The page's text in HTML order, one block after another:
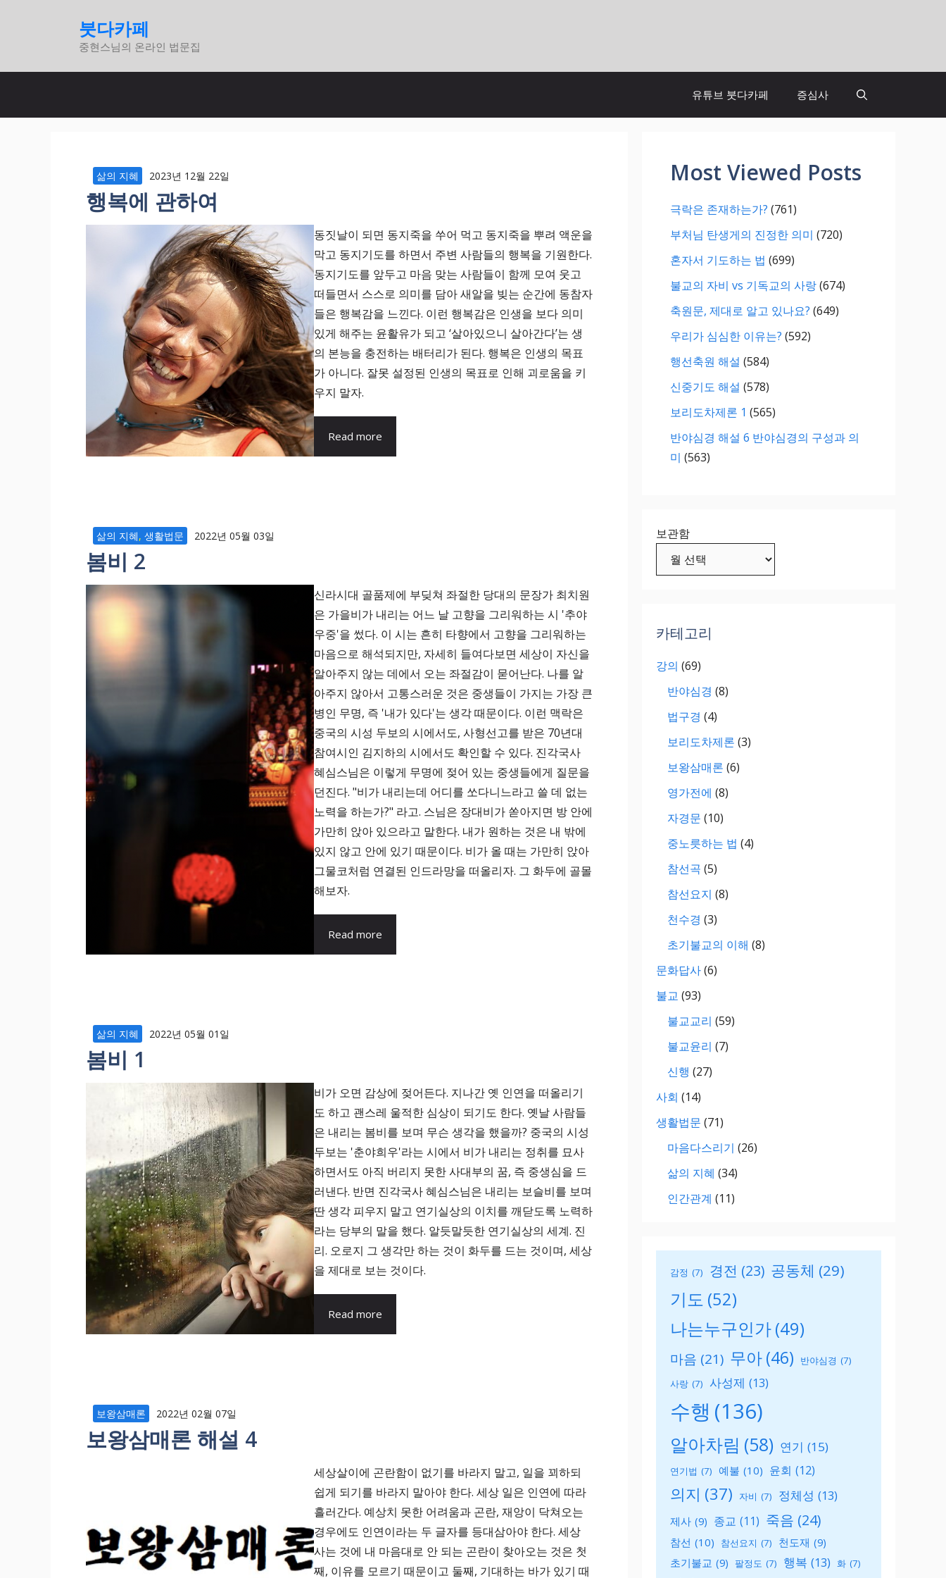
로
붓다카페
중현스님의 온라인 법문집
유튜브 붓다카페 증심사
삶의 지혜 2023년 12월 22일
행복에 관하여
동짓날이 되면 동지죽을 쑤어 먹고 동지죽을 뿌려 액운을
막고 동지기도를 하면서 주변 사람들의 행복을 기원한다.
동지기도를 앞두고 마음 맞는 사람들이 함께 모여 웃고
떠들면서 스스로 의미를 담아 새알을 빚는 순간에 동참자
들은 행복감을 느낀다. 이런 행복감은 인생을 보다 의미
있게 해주는 윤활유가 되고 ‘살아있으니 살아간다’는 생
의 본능을 충전하는 배터리가 된다. 행복은 인생의 목표
가 아니다. 잘못 설정된 인생의 목표로 인해 괴로움을 키
우지 말자.
Read more
삶의 지혜, 생활법문 2022년 05월 03일
봄비 2
신라시대 골품제에 부딪쳐 좌절한 당대의 문장가 최치원
은 가을비가 내리는 어느 날 고향을 그리워하는 시 '추야
우중'을 썼다. 이 시는 흔히 타향에서 고향을 그리워하는
마음으로 해석되지만, 자세히 들여다보면 세상이 자신을
알아주지 않는 데에서 오는 좌절감이 묻어난다. 나를 알
아주지 않아서 고통스러운 것은 중생들이 가지는 가장 큰
병인 무명, 즉 '내가 있다'는 생각 때문이다. 이런 맥락은
중국의 시성 두보의 시에서도, 사형선고를 받은 70년대
참여시인 김지하의 시에서도 확인할 수 있다. 진각국사
혜심스님은 이렇게 무명에 젖어 있는 중생들에게 질문을
던진다. "비가 내리는데 어디를 쏘다니느라고 쓸 데 없는
노력을 하는가?" 라고. 스님은 장대비가 쏟아지면 방 안에
가만히 앉아 있으라고 말한다. 내가 원하는 것은 내 밖에
있지 않고 안에 있기 때문이다. 비가 올 때는 가만히 앉아
그물코처럼 연결된 인드라망을 떠올리자. 그 화두에 골몰
해보자.
Read more
삶의 지혜 2022년 05월 01일
봄비 1
비가 오면 감상에 젖어든다. 지나간 옛 인연을 떠올리기
도 하고 괜스레 울적한 심상이 되기도 한다. 옛날 사람들
은 내리는 봄비를 보며 무슨 생각을 했을까? 중국의 시성
두보는 '춘야희우'라는 시에서 비가 내리는 정취를 묘사
하면서도 아직 버리지 못한 사대부의 꿈, 즉 중생심을 드
러낸다. 반면 진각국사 혜심스님은 내리는 보슬비를 보며
딴 생각 피우지 말고 연기실상의 이치를 깨닫도록 노력하
라는 당부의 말을 했다. 알듯말듯한 연기실상의 세계. 진
리. 오로지 그 생각만 하는 것이 화두를 드는 것이며, 세상
을 제대로 보는 것이다.
Read more
보왕삼매론 2022년 02월 07일
보왕삼매론 해설 4
세상살이에 곤란함이 없기를 바라지 말고, 일을 꾀하되
쉽게 되기를 바라지 말아야 한다. 세상 일은 인연에 따라
흘러간다. 예상치 못한 어려움과 곤란, 재앙이 닥쳐오는
경우에도 인연이라는 두 글자를 등대삼아야 한다. 세상
사는 것에 내 마음대로 안 되는 곤란이 찾아오는 것은 첫
째, 이유를 모르기 때문이고 둘째, 기대하는 바가 있기 때
Most Viewed Posts
극락은 존재하는가? (761)
부처님 탄생게의 진정한 의미 (720)
혼자서 기도하는 법 (699)
불교의 자비 vs 기독교의 사랑(674)
축원문, 제대로 알고 있나요? (649)
우리가 심심한 이유는? (592)
행선축원 해설 (584)
신중기도 해설 (578)
보리도차제론 1 (565)
반야심경 해설 6 반야심경의 구성과 의
미 (563)
보관함
카테고리
강의 (69)
반야심경 (8)
법구경 (4)
보리도차제론 (3)
보왕삼매론 (6)
영가전에 (8)
자경문 (10)
중노릇하는 법 (4)
참선곡 (5)
참선요지 (8)
천수경 (3)
초기불교의 이해 (8)
문화답사(6)
불교 (93)
불교교리 (59)
불교윤리 (7)
신행 (27)
사회 (14)
생활법문 (71)
마음다스리기 (26)
삶의 지혜 (34)
인간관계 (11)
감정 (7) 경전 (23) 공동체 (29)
기도 (52)
나는누구인가(49)
마음 (21) 무아(46) 반야심경 (7)
사랑 (7) 사성제 (13)
수행 (136)
알아차림 (58) 연기 (15)
연기법 (7) 예불 (10) 윤회 (12)
의지 (37) 자비 (7) 정체성 (13)
제사 (9) 종교 (11) 죽음 (24)
참선 (10) 참선요지 (7) 천도재 (9)
초기불교 (9) 팔정도 (7) 행복 (13) 화 (7)